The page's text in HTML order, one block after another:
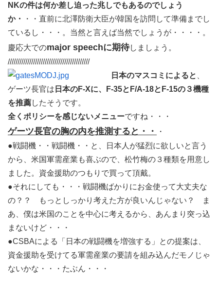
NKの件は何か差し迫った兆しでもあるのでしょう
か・
・・直前に北澤防衛大臣が韓国を訪問して準備までし
ているし・・・。当然と言えば当然でしょうが・・・・。
慶応大でのmajor speechに期待しましょう。
//////////////////////////////////////////
日本のマスコミによると
ゲーツ長官は 日本のF-Xに、F-35とF/A-18とF-15の３機種
を推薦したそうです。
全くポリシーを感じないメニューですね・・・
ゲーツ長官の胸の内を推測すると・・
・
●戦闘機・・戦闘機・・と、日本人が猛烈に欲しいと言う
から、米国軍需産業も喜ぶので、松竹梅の３種類を用意し
ました。資金援助のつもりで買って頂戴。
●それにしても・・・戦闘機ばかりにお金使って大丈夫な
の？？ もっとしっかり考えた方が良いんじゃない？ ま
あ、僕は米国のことを中心に考えるから、あんまり突っ込
まないけど・・・
●CSBAによる「日本の戦闘機を増強する」との提案は、
資金援助を受けてる軍需産業の要請を組み込んだモノじゃ
ないかな・・・たぶん・・・